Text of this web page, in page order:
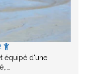
équipé d'une